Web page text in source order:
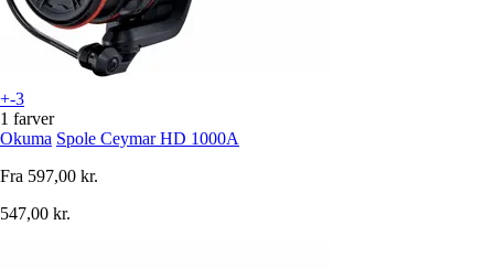
+-3
1 farver
Okuma Spole Ceymar HD 1000A
Fra 597,00 kr.
547,00 kr.